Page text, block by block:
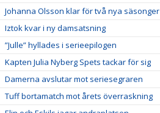
Johanna Olsson klar för två nya säsonger
Iztok kvar i ny damsatsning
”Julle” hyllades i serieepilogen
Kapten Julia Nyberg Spets tackar för sig
Damerna avslutar mot seriesegraren
Tuff bortamatch mot årets överraskning